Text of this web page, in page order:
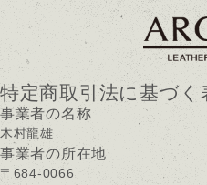
特定商取引法に基づく
事業者の名称
木村龍雄
事業者の所在地
〒684-0066